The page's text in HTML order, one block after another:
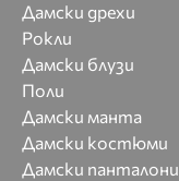
Дамски дрехи
Рокли
Дамски блузи
Поли
Дамски манта
Дамски костюми
Дамски панталони